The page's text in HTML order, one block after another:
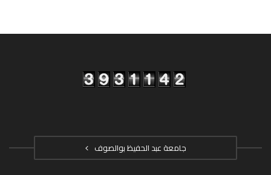
جامعة عبد الحفيظ بوالصوف